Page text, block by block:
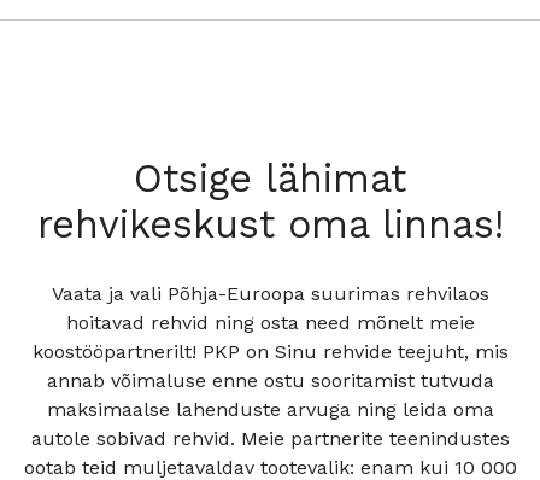
Otsige lähimat
rehvikeskust oma linnas!
Vaata ja vali Põhja-Euroopa suurimas rehvilaos
hoitavad rehvid ning osta need mõnelt meie
koostööpartnerilt! PKP on Sinu rehvide teejuht, mis
annab võimaluse enne ostu sooritamist tutvuda
maksimaalse lahenduste arvuga ning leida oma
autole sobivad rehvid. Meie partnerite teenindustes
ootab teid muljetavaldav tootevalik: enam kui 10 000